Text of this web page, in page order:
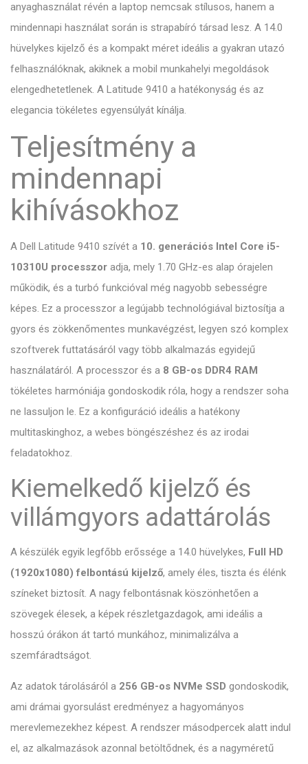
anyaghasználat révén a laptop nemcsak stílusos, hanem a
mindennapi használat során is strapabíró társad lesz. A 14.0
hüvelykes kijelző és a kompakt méret ideális a gyakran utazó
felhasználóknak, akiknek a mobil munkahelyi megoldások
elengedhetetlenek. A Latitude 9410 a hatékonyság és az
elegancia tökéletes egyensúlyát kínálja.
Teljesítmény a
mindennapi
kihívásokhoz
A Dell Latitude 9410 szívét a 10. generációs Intel Core i5-
10310U processzor adja, mely 1.70 GHz-es alap órajelen
működik, és a turbó funkcióval még nagyobb sebességre
képes. Ez a processzor a legújabb technológiával biztosítja a
gyors és zökkenőmentes munkavégzést, legyen szó komplex
szoftverek futtatásáról vagy több alkalmazás egyidejű
használatáról. A processzor és a 8 GB-os DDR4 RAM
tökéletes harmóniája gondoskodik róla, hogy a rendszer soha
ne lassuljon le. Ez a konfiguráció ideális a hatékony
multitaskinghoz, a webes böngészéshez és az irodai
feladatokhoz.
Kiemelkedő kijelző és
villámgyors adattárolás
A készülék egyik legfőbb erőssége a 14.0 hüvelykes, Full HD
(1920x1080) felbontású kijelző, amely éles, tiszta és élénk
színeket biztosít. A nagy felbontásnak köszönhetően a
szövegek élesek, a képek részletgazdagok, ami ideális a
hosszú órákon át tartó munkához, minimalizálva a
szemfáradtságot.
Az adatok tárolásáról a 256 GB-os NVMe SSD gondoskodik,
ami drámai gyorsulást eredményez a hagyományos
merevlemezekhez képest. A rendszer másodpercek alatt indul
el, az alkalmazások azonnal betöltődnek, és a nagyméretű